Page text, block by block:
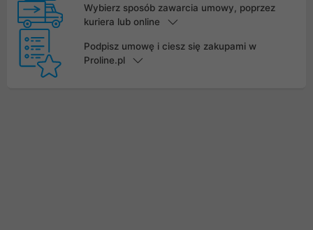
Wybierz sposób zawarcia umowy, poprzez
kuriera lub online
Podpisz umowę i ciesz się zakupami w
Proline.pl